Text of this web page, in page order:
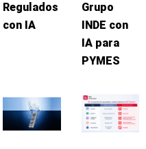
Regulados
con IA
Grupo
INDE con
IA para
PYMES